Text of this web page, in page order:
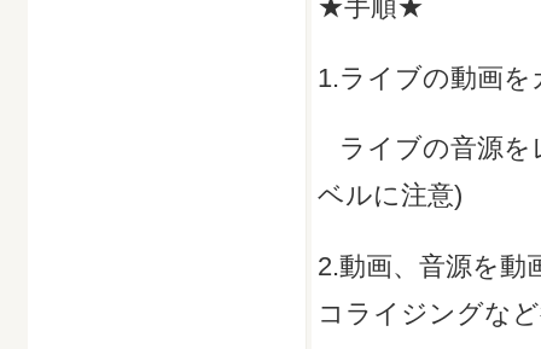
★手順★
1.ライブの動画
ライブの音源を
ベルに注意)
2.動画、音源を動
コライジングな